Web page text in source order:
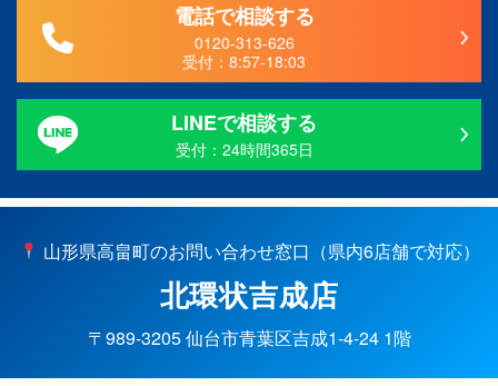
電話で相談する
0120-313-626
受付：8:57-18:03
LINEで相談する
受付：24時間365日
山形県高畠町のお問い合わせ窓口（県内6店舗で対応）
北環状吉成店
〒989-3205 仙台市青葉区吉成1-4-24 1階